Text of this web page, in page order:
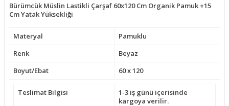
Bürümcük Müslin Lastikli Çarşaf 60x120 Cm Organik Pamuk +15
Cm Yatak Yüksekliği
Materyal
Pamuklu
Renk
Beyaz
Boyut/Ebat
60 x 120
Teslimat Bilgisi
1-3 iş günü içerisinde
kargoya verilir.